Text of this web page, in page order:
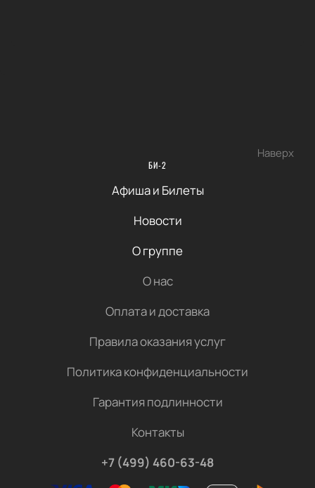
Наверх
БИ-2
Афиша и Билеты
Новости
О группе
О нас
Оплата и доставка
Правила оказания услуг
Политика конфиденциальности
Гарантия подлинности
Контакты
+7 (499) 460-63-48